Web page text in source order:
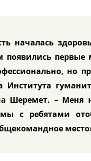
началась
появились
но
Института
Шеремет. – Меня
с ребятами